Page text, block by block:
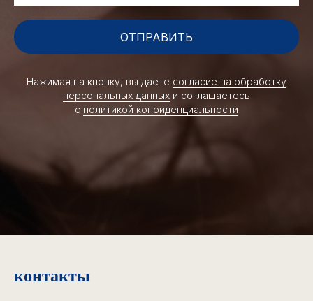
ОТПРАВИТЬ
Нажимая на кнопку, вы даете согласие на обработку
персональных данных и соглашаетесь
c политикой конфиденциальности
контакты